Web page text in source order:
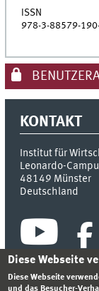
ISSN
978-3-88579-
KONTAKT
Institut für
Leonardo-
48149 Münster
Deutschland
Diese Webseite
Diese Webseite
und das Besucher-